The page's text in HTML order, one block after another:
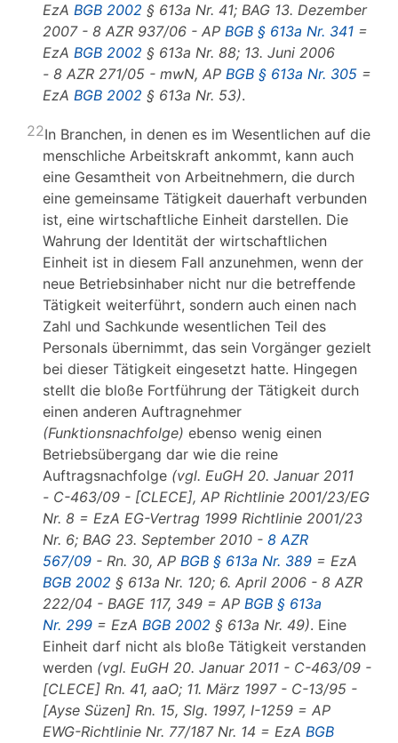
EzA BGB 2002 § 613a Nr. 41; BAG 13. Dezember
2007 - 8 AZR 937/06 - AP BGB § 613a Nr. 341 =
EzA BGB 2002 § 613a Nr. 88; 13. Juni 2006
- 8 AZR 271/05 - mwN, AP BGB § 613a Nr. 305 =
EzA BGB 2002 § 613a Nr. 53).
22In Branchen, in denen es im Wesentlichen auf die
menschliche Arbeitskraft ankommt, kann auch
eine Gesamtheit von Arbeitnehmern, die durch
eine gemeinsame Tätigkeit dauerhaft verbunden
ist, eine wirtschaftliche Einheit darstellen. Die
Wahrung der Identität der wirtschaftlichen
Einheit ist in diesem Fall anzunehmen, wenn der
neue Betriebsinhaber nicht nur die betreffende
Tätigkeit weiterführt, sondern auch einen nach
Zahl und Sachkunde wesentlichen Teil des
Personals übernimmt, das sein Vorgänger gezielt
bei dieser Tätigkeit eingesetzt hatte. Hingegen
stellt die bloße Fortführung der Tätigkeit durch
einen anderen Auftragnehmer
(Funktionsnachfolge) ebenso wenig einen
Betriebsübergang dar wie die reine
Auftragsnachfolge (vgl. EuGH 20. Januar 2011
- C-463/09 - [CLECE], AP Richtlinie 2001/23/EG
Nr. 8 = EzA EG-Vertrag 1999 Richtlinie 2001/23
Nr. 6; BAG 23. September 2010 - 8 AZR
567/09 - Rn. 30, AP BGB § 613a Nr. 389 = EzA
BGB 2002 § 613a Nr. 120; 6. April 2006 - 8 AZR
222/04 - BAGE 117, 349 = AP BGB § 613a
Nr. 299 = EzA BGB 2002 § 613a Nr. 49). Eine
Einheit darf nicht als bloße Tätigkeit verstanden
werden (vgl. EuGH 20. Januar 2011 - C-463/09 -
[CLECE] Rn. 41, aaO; 11. März 1997 - C-13/95 -
[Ayse Süzen] Rn. 15, Slg. 1997, I-1259 = AP
EWG-Richtlinie Nr. 77/187 Nr. 14 = EzA BGB